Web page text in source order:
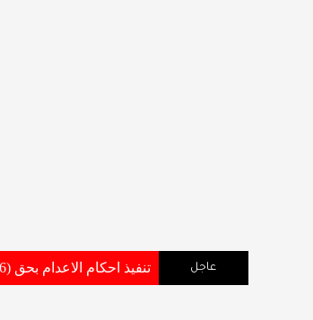
عاجل تنفيذ احكام الاعدام بحق (6) مُدانين بقضايا أفضت إلى استشهاد وإصابة عدد من مرتبات القوات المسلحة والاجهزة الامنية .. تفاصيل وأسماء